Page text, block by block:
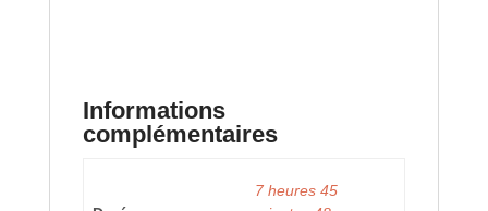
Informations
complémentaires
7 heures 45